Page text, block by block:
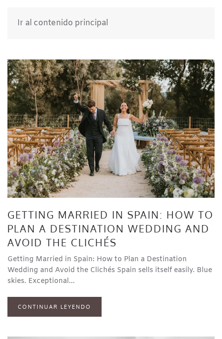
Ir al contenido principal
GETTING MARRIED IN SPAIN: HOW TO
PLAN A DESTINATION WEDDING AND
AVOID THE CLICHÉS
Getting Married in Spain: How to Plan a Destination
Wedding and Avoid the Clichés Spain sells itself easily. Blue
skies. Exceptional...
CONTINUAR LEYENDO